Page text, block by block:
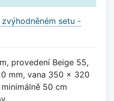
setu -
provedení Beige 55,
mm, vana 350 x 320
50 cm